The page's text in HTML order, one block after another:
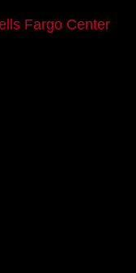
Fargo Center